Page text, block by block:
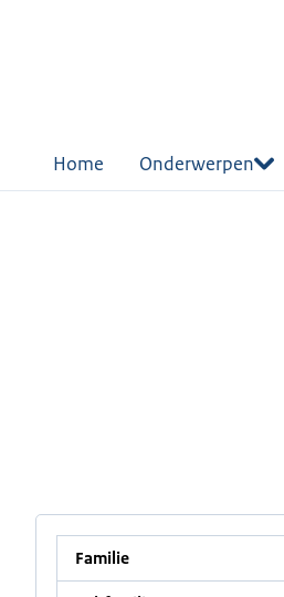
Home Onderwerpen
Familie